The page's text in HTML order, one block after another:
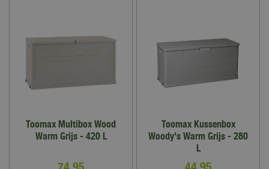
Toomax Multibox Wood
Warm Grijs - 420 L
Toomax Kussenbox
Woody's Warm Grijs - 280
L